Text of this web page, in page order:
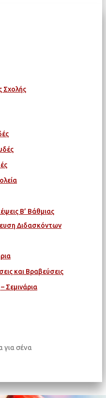
Σχολής
Β’ Βάθμιας
Διδασκόντων
και Βραβεύσεις
Σεμινάρια
για σένα